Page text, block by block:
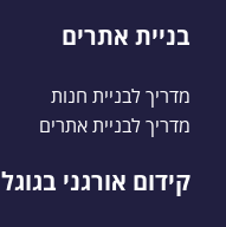
בניית אתרים
מדריך לבניית חנות
מדריך לבניית אתרים
קידום אורגני בגוגל